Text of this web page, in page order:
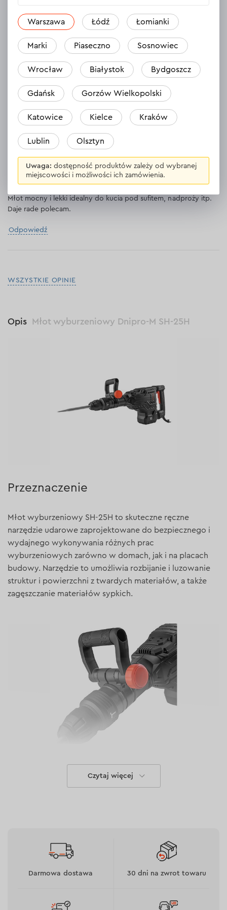
Odpowiedź
22.02.2024
jest bardzo poręczny i lekki w pełni wykorzystany będże
dopiero jeśienią do poważnych prac budowlanych
Odpowiedź
Krzysztof
Młot mocny i lekki idealny do kucia pod sufitem, nadproży itp.
Daje rade polecam.
Odpowiedź
WSZYSTKIE OPINIE
Opis Młot wyburzeniowy Dnipro-M SH-25H
Przeznaczenie
Młot wyburzeniowy SH-25H to skuteczne ręczne
narzędzie udarowe zaprojektowane do bezpiecznego i
wydajnego wykonywania różnych prac
wyburzeniowych zarówno w domach, jak i na placach
budowy. Narzędzie to umożliwia rozbijanie i luzowanie
struktur i powierzchni z twardych materiałów, a także
zagęszczanie materiałów sypkich.
równie skuteczny w pracach precyzyjnych, jak i w
wyburzaniu ścian i ścianek działowych.
Czytaj więcej
Darmowa dostawa 30 dni na zwrot towaru
Warszawa Łódź Łomianki
Marki Piaseczno Sosnowiec
Wrocław Białystok Bydgoszcz
Gdańsk Gorzów Wielkopolski
Katowice Kielce Kraków
Lublin Olsztyn
Uwaga: dostępność produktów zależy od wybranej
miejscowości i możliwości ich zamówienia.